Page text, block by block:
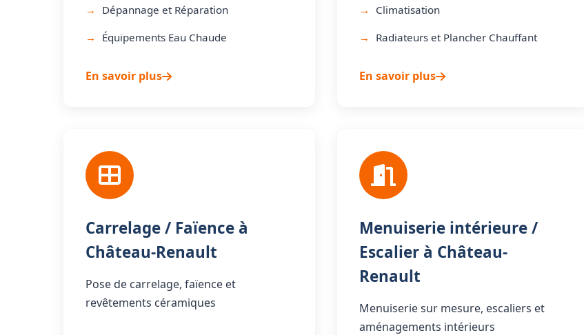
Dépannage et Réparation
Équipements Eau Chaude
En savoir plus
Climatisation
Radiateurs et Plancher Chauffant
En savoir plus
Carrelage / Faïence à
Château-Renault
Pose de carrelage, faïence et
revêtements céramiques
Menuiserie intérieure /
Escalier à Château-
Renault
Menuiserie sur mesure, escaliers et
aménagements intérieurs